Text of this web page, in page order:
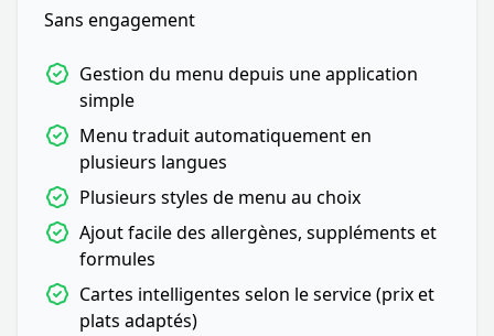
Sans engagement
Gestion du menu depuis une application
simple
Menu traduit automatiquement en
plusieurs langues
Plusieurs styles de menu au choix
Ajout facile des allergènes, suppléments et
formules
Cartes intelligentes selon le service (prix et
plats adaptés)